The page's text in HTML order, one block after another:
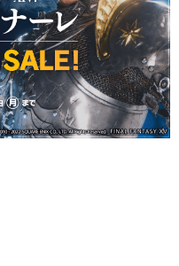
へのインタビューや識者による
が一望できる決定版！
クリエイターの青春〜
等で知られるマンガ家・田中圭
ポートマンガです。
？